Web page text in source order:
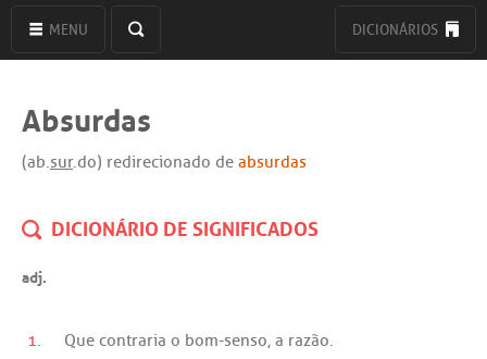
MENU DICIONÁRIOS
Absurdas
(ab.sur.do) redirecionado de absurdas
DICIONÁRIO DE SIGNIFICADOS
adj.
1. Que contraria o bom-senso, a razão.